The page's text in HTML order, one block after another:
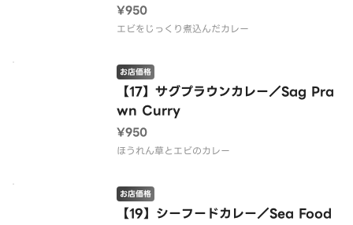
¥950
エビをじっくり煮込んだカレー
【17】サグプラウンカレー／Sag Pra
wn Curry
お店価格
¥950
ほうれん草とエビのカレー
【19】シーフードカレー／Sea Food
お店価格